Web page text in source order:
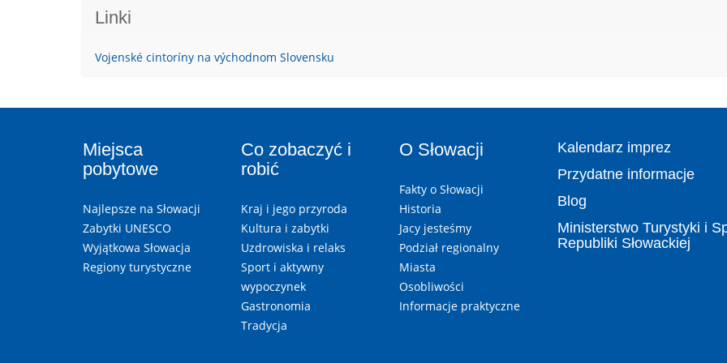
Linki
Vojenské cintoríny na východnom Slovensku
Miejsca
pobytowe
Najlepsze na Słowacji
Zabytki UNESCO
Wyjątkowa Słowacja
Regiony turystyczne
Co zobaczyć i
robić
Kraj i jego przyroda
Kultura i zabytki
Uzdrowiska i relaks
Sport i aktywny
wypoczynek
Gastronomia
Tradycja
O Słowacji
Fakty o Słowacji
Historia
Jacy jesteśmy
Podział regionalny
Miasta
Osobliwości
Informacje praktyczne
Kalendarz imprez
Przydatne informacje
Blog
Ministerstwo Turystyki i
Republiki Słowackiej